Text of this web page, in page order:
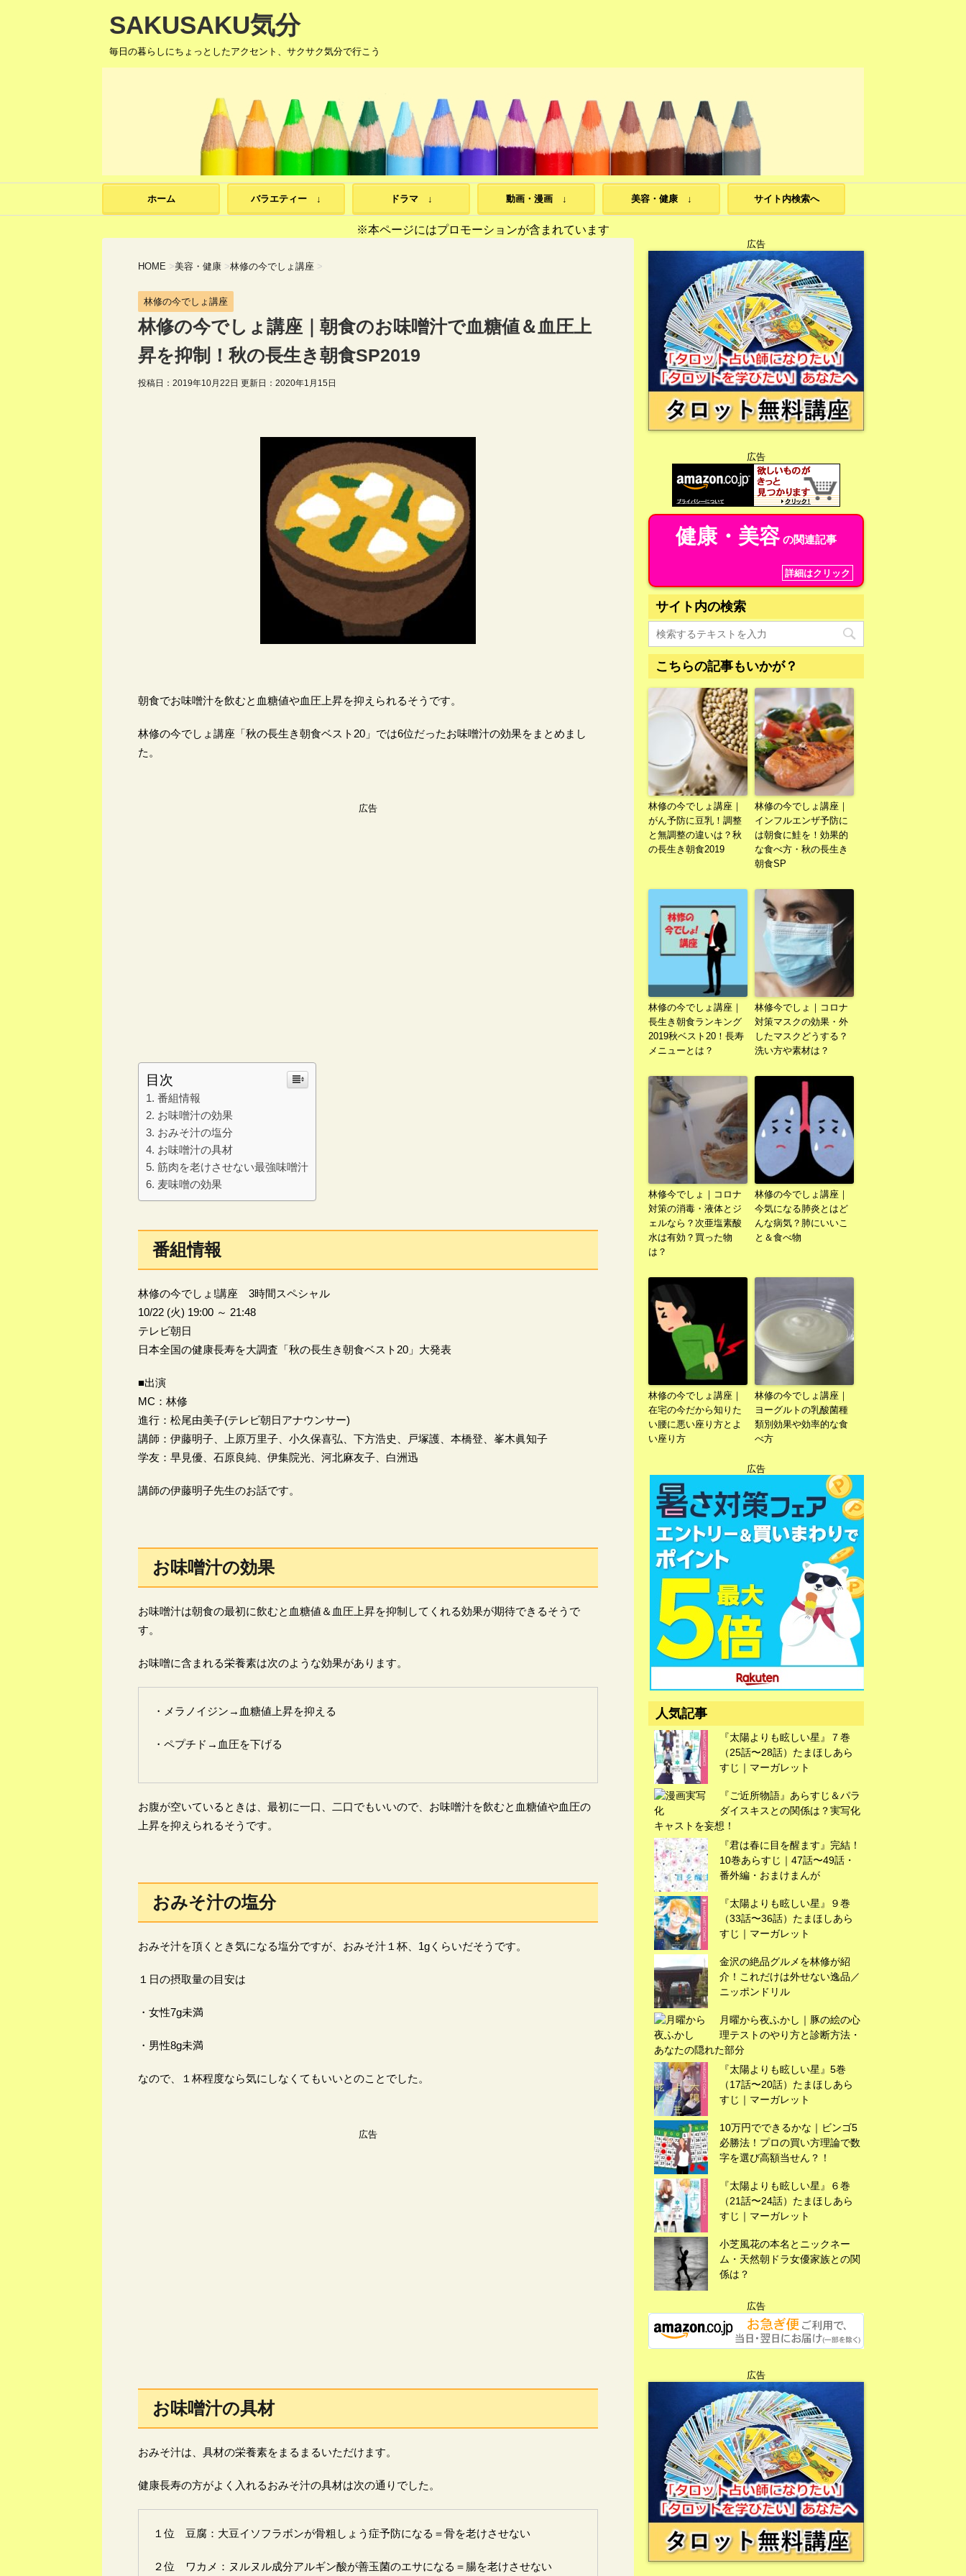
SAKUSAKU気分
毎日の暮らしにちょっとしたアクセント、サクサク気分で行こう
ホーム バラエティー ↓ ドラマ ↓ 動画・漫画 ↓ 美容・健康 ↓ サイト内検索へ
※本ページにはプロモーションが含まれています
HOME >美容・健康 >林修の今でしょ講座 >
林修の今でしょ講座
林修の今でしょ講座｜朝食のお味噌汁で血糖値＆血圧上
昇を抑制！秋の長生き朝食SP2019
投稿日：2019年10月22日 更新日： 2020年1月15日
朝食でお味噌汁を飲むと血糖値や血圧上昇を抑えられるそうです。
林修の今でしょ講座「秋の長生き朝食ベスト20」では6位だったお味噌汁の効果をまとめまし
た。
広告
目次
番組情報
お味噌汁の効果
おみそ汁の塩分
お味噌汁の具材
筋肉を老けさせない最強味噌汁
麦味噌の効果
番組情報
林修の今でしょ!講座 3時間スペシャル
10/22 (火) 19:00 ～ 21:48
テレビ朝日
日本全国の健康長寿を大調査「秋の長生き朝食ベスト20」大発表
■出演
MC：林修
進行：松尾由美子(テレビ朝日アナウンサー)
講師：伊藤明子、上原万里子、小久保喜弘、下方浩史、戸塚護、本橋登、峯木眞知子
学友：早見優、石原良純、伊集院光、河北麻友子、白洲迅
講師の伊藤明子先生のお話です。
お味噌汁の効果
お味噌汁は朝食の最初に飲むと血糖値＆血圧上昇を抑制してくれる効果が期待できるそうで
す。
お味噌に含まれる栄養素は次のような効果があります。
・メラノイジン→血糖値上昇を抑える
・ペプチド→血圧を下げる
お腹が空いているときは、最初に一口、二口でもいいので、お味噌汁を飲むと血糖値や血圧の
上昇を抑えられるそうです。
おみそ汁の塩分
おみそ汁を頂くとき気になる塩分ですが、おみそ汁１杯、1gくらいだそうです。
１日の摂取量の目安は
・女性7g未満
・男性8g未満
なので、１杯程度なら気にしなくてもいいとのことでした。
広告
お味噌汁の具材
おみそ汁は、具材の栄養素をまるまるいただけます。
健康長寿の方がよく入れるおみそ汁の具材は次の通りでした。
１位 豆腐：大豆イソフラボンが骨粗しょう症予防になる＝骨を老けさせない
２位 ワカメ：ヌルヌル成分アルギン酸が善玉菌のエサになる＝腸を老けさせない
広告
広告
健康・美容の関連記事
詳細はクリック
サイト内の検索
こちらの記事もいかが？
林修の今でしょ講座｜
がん予防に豆乳！調整
と無調整の違いは？秋
の長生き朝食2019
林修の今でしょ講座｜
インフルエンザ予防に
は朝食に鮭を！効果的
な食べ方・秋の長生き
朝食SP
林修の今でしょ講座｜
長生き朝食ランキング
2019秋ベスト20！長寿
メニューとは？
林修今でしょ｜コロナ
対策マスクの効果・外
したマスクどうする？
洗い方や素材は？
林修今でしょ｜コロナ
対策の消毒・液体とジ
ェルなら？次亜塩素酸
水は有効？買った物
は？
林修の今でしょ講座｜
今気になる肺炎とはど
んな病気？肺にいいこ
と＆食べ物
林修の今でしょ講座｜
在宅の今だから知りた
い腰に悪い座り方とよ
い座り方
林修の今でしょ講座｜
ヨーグルトの乳酸菌種
類別効果や効率的な食
べ方
広告
広告
広告
人気記事
『太陽よりも眩しい星』７巻
（25話〜28話）たまほしあら
すじ｜マーガレット
『ご近所物語』あらすじ＆パラ
ダイスキスとの関係は？実写化
キャストを妄想！
『君は春に目を醒ます』完結！
10巻あらすじ｜47話〜49話・
番外編・おまけまんが
『太陽よりも眩しい星』９巻
（33話〜36話）たまほしあら
すじ｜マーガレット
金沢の絶品グルメを林修が紹
介！これだけは外せない逸品／
ニッポンドリル
月曜から夜ふかし｜豚の絵の心
理テストのやり方と診断方法・
あなたの隠れた部分
『太陽よりも眩しい星』5巻
（17話〜20話）たまほしあら
すじ｜マーガレット
10万円でできるかな｜ビンゴ5
必勝法！プロの買い方理論で数
字を選び高額当せん？！
『太陽よりも眩しい星』６巻
（21話〜24話）たまほしあら
すじ｜マーガレット
小芝風花の本名とニックネー
ム・天然朝ドラ女優家族との関
係は？
広告
広告